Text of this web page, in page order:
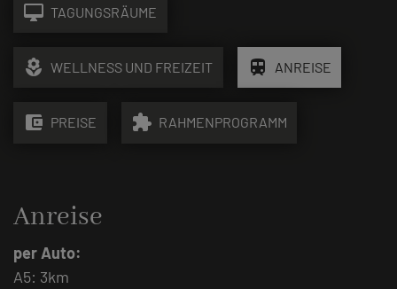
desktop_mac TAGUNGSRÄUME
local_florist WELLNESS UND FREIZEIT train ANREISE
account_balance_wallet PREISE extension RAHMENPROGRAMM
Anreise
per Auto:
A5: 3km